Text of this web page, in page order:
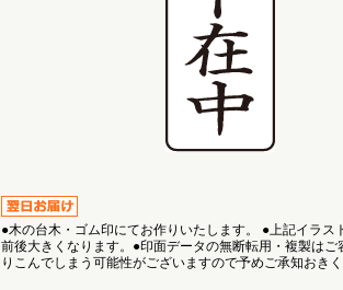
●木の台木・ゴム印にてお作りいたします。 ●上記イラ
前後大きくなります。●印面データの無断転用・複製は
りこんでしまう可能性がございますので予めご承知おきく